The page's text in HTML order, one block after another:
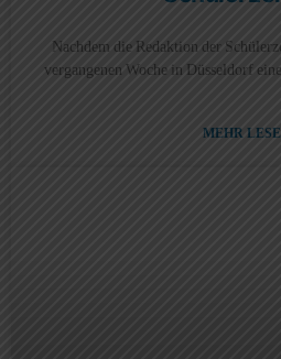
Nachdem die Redaktion der
vergangenen Woche in Düsseldorf
MEHR